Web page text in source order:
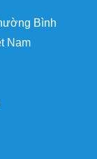
Bình
Nam